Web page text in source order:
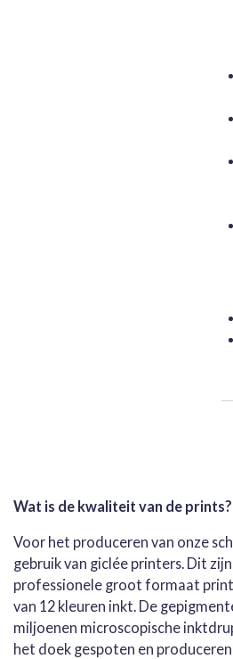
Wat is de kwaliteit van de prints?
Voor het produceren van onze
gebruik van giclée printers. Dit
professionele groot formaat
van 12 kleuren inkt. De
miljoenen microscopische
het doek gespoten en